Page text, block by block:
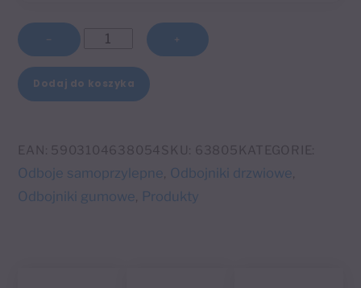
−
ilość
samoprzylepny
transparentny
38
x
21
+
Dodaj do koszyka
e
r
n
EAN: 5903104638054 SKU: 63805 KATEGORIE:
Odboje samoprzylepne, Odbojniki drzwiowe,
Odbojniki gumowe, Produkty